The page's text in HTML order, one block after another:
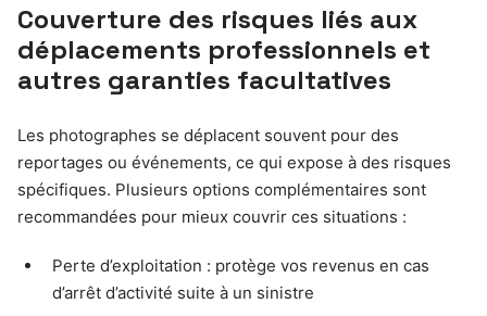
Couverture des risques liés aux
déplacements professionnels et
autres garanties facultatives
Les photographes se déplacent souvent pour des
reportages ou événements, ce qui expose à des risques
spécifiques. Plusieurs options complémentaires sont
recommandées pour mieux couvrir ces situations :
Perte d’exploitation : protège vos revenus en cas
d’arrêt d’activité suite à un sinistre